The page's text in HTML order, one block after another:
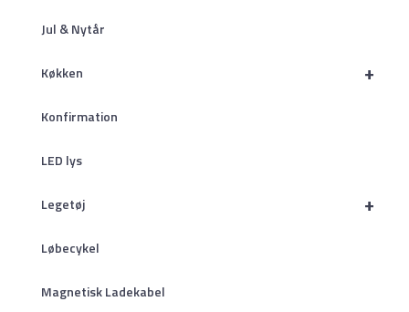
Jul & Nytår
+
Køkken
Konfirmation
LED lys
+
Legetøj
Løbecykel
Magnetisk Ladekabel